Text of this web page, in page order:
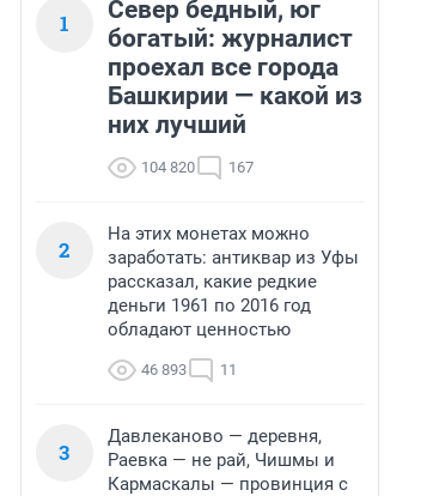
1
Север бедный, юг
богатый: журналист
проехал все города
Башкирии — какой из
них лучший
104 820 167
2
На этих монетах можно
заработать: антиквар из Уфы
рассказал, какие редкие
деньги 1961 по 2016 год
обладают ценностью
46 893 11
3
Давлеканово — деревня,
Раевка — не рай, Чишмы и
Кармаскалы — провинция с